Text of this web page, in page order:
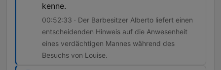
kenne.
00:52:33 · Der Barbesitzer Alberto liefert einen
entscheidenden Hinweis auf die Anwesenheit
eines verdächtigen Mannes während des
Besuchs von Louise.